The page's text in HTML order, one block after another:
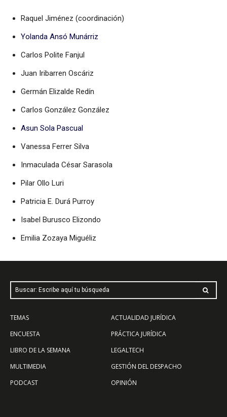
Raquel Jiménez (coordinación)
Yolanda Ansó Munárriz
Carlos Polite Fanjul
Juan Iribarren Oscáriz
Germán Elizalde Redín
Carlos González González
Asun Sola Pascual
Vanessa Ferrer Silva
Inmaculada César Sarasola
Pilar Ollo Luri
Patricia E. Durá Purroy
Isabel Burusco Elizondo
Emilia Zozaya Miguéliz
Buscar: Escribe aquí tu búsqueda
TEMAS
ENCUESTA
LIBRO DE LA SEMANA
MULTIMEDIA
PODCAST
ACTUALIDAD JURÍDICA
PRÁCTICA JURÍDICA
LEGALTECH
GESTIÓN DEL DESPACHO
OPINIÓN